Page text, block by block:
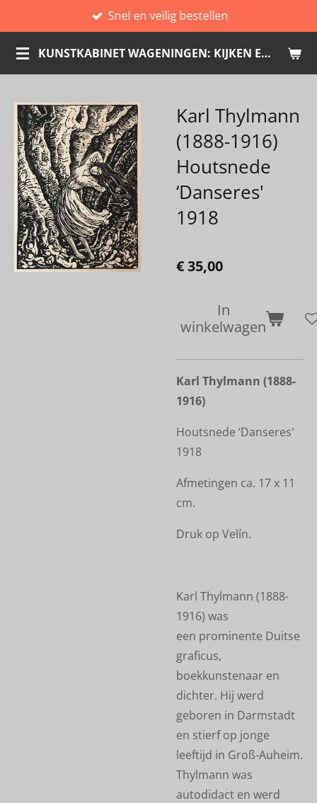
direct
naar
de
KUNSTKABINET WAGENINGEN: KIJKEN EN KOPEN
Snel en veilig bestellen
Karl Thylmann
(1888-1916)
Houtsnede
‘Danseres'
1918
€ 35,00
In
winkelwagen
Karl Thylmann (1888-
1916)
Houtsnede ‘Danseres'
1918
Afmetingen ca. 17 x 11
cm.
Druk op Velín.
Karl Thylmann (1888-
1916) was
een prominente Duitse
graficus,
boekkunstenaar en
dichter. Hij werd
geboren in Darmstadt
en stierf op jonge
leeftijd in Groß-Auheim.
Thylmann was
autodidact en werd